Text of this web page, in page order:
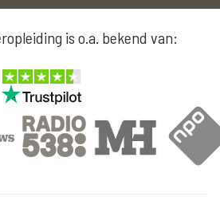
is o.a. bekend van: